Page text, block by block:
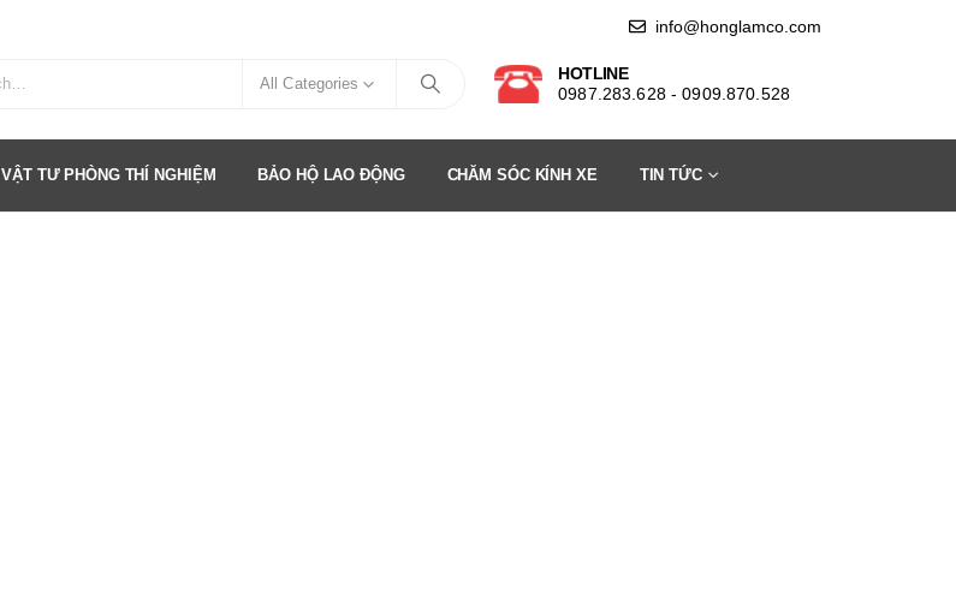
info@honglamco.com
All Categories
HOTLINE
0987.283.628 - 0909.870.528
VẬT TƯ PHÒNG THÍ NGHIỆM BẢO HỘ LAO ĐỘNG CHĂM SÓC KÍNH XE TIN TỨC